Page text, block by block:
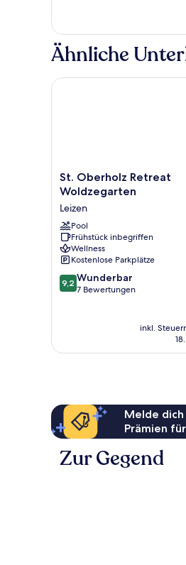
Seeblick
Ähnliche
St.
Oberholz
Woldzegarten
Leizen
St. Oberholz Retreat
Woldzegarten
Leizen
Pool
Frühstück inbegriffen
Wellness
Kostenlose Parkplätze
9.2
von
9,2 Wunderbar
7 Bewertungen
inkl.
St. Oberholz Retreat
Melde
Prämien
Zur Gegend